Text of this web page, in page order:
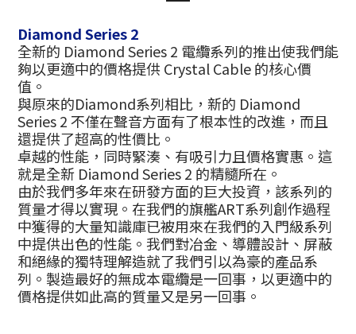
Diamond Series 2
全新的 Diamond Series 2 電纜系列的推出使我們能
夠以更適中的價格提供 Crystal Cable 的核心價
值。
與原來的Diamond系列相比，新的 Diamond
Series 2 不僅在聲音方面有了根本性的改進，而且
還提供了超高的性價比。
卓越的性能，同時緊湊、有吸引力且價格實惠。這
就是全新 Diamond Series 2 的精髓所在。
由於我們多年來在研發方面的巨大投資，該系列的
質量才得以實現。在我們的旗艦ART系列創作過程
中獲得的大量知識庫已被用來在我們的入門級系列
中提供出色的性能。我們對冶金、導體設計、屏蔽
和絕緣的獨特理解造就了我們引以為豪的產品系
列。製造最好的無成本電纜是一回事，以更適中的
價格提供如此高的質量又是另一回事。